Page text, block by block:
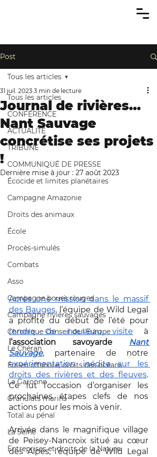
Post
Tous les articles
CONFÉRENCE
ACTUALITÉ
TRIBUNE
COMMUNIQUÉ DE PRESSE
Écocide et limites planétaires
Campagne Amazonie
Droits des animaux
École
Procès-simulés
Combats
Asso
Campagne boues rouges
Campagne rivières sauvages
Chronique Conseil de l'Europe
Le Chéran
Éolien offshore, droits des océans
La Garonne
Granulats marins
Total au pénal
La Seine
Entreprises et droits de la Nature
Tous les articles
Journal de rivières…
Nant Sauvage
concrétise ses projets
!
31 juil. 2023 3 min de lecture
Dernière mise à jour : 27 août 2023
Après une mission dans le massif
des Bauges, l’équipe de Wild Legal
rendre de nouveau visite à
l’association savoyarde Nant
Sauvage
expérimentation inédite sur les
droits des rivières et des fleuves.
Ce fut l’occasion d’organiser les
prochaines étapes clefs de nos
actions pour les mois à venir.
Arrivée dans le magnifique village
de Peisey-Nancroix situé au cœur
des Alpes, l’équipe de Wild Legal